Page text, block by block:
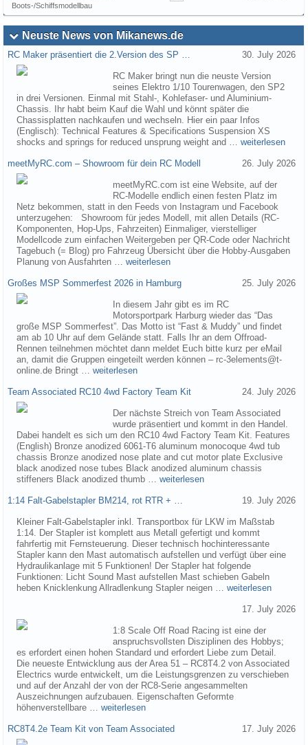
Boots-/Schiffsmodellbau
Neuste News von Mikanews.de
RC Maker präsentiert die 2.Version des SP … 30. July 2026
RC Maker bringt nun die neuste Version
seines Elektro 1/10 Tourenwagen, den SP2
in drei Versionen. Einmal mit Stahl-, Kohlefaser- und Aluminium-
Chassis. Ihr habt beim Kauf die Wahl und könnt später die
Chassisplatten nachkaufen und wechseln. Hier ein paar Infos
(Englisch): Technical Features & Specifications Suspension XS
shocks and springs for reduced unsprung weight and … weiterlesen
meetMyRC.com – Showroom für dein RC Modell 26. July 2026
meetMyRC.com ist eine Website, auf der
RC-Modelle endlich einen festen Platz im
Netz bekommen, statt in den Feeds von Instagram und Facebook
unterzugehen: Showroom für jedes Modell, mit allen Details (RC-
Komponenten, Hop-Ups, Fahrzeiten) Einmaliger, vierstelliger
Modellcode zum einfachen Weitergeben per QR-Code oder Nachricht
Tagebuch (= Blog) pro Fahrzeug Übersicht über die Hobby-Ausgaben
Planung von Ausfahrten … weiterlesen
Großes MSP Sommerfest 2026 in Hamburg 25. July 2026
In diesem Jahr gibt es im RC
Motorsportpark Harburg wieder das “Das
große MSP Sommerfest”. Das Motto ist “Fast & Muddy” und findet
am ab 10 Uhr auf dem Gelände statt. Falls Ihr an dem Offroad-
Rennen teilnehmen möchtet dann meldet Euch bitte kurz per eMail
an, damit die Gruppen eingeteilt werden können – rc-3elements@t-
online.de Bringt … weiterlesen
Team Associated RC10 4wd Factory Team Kit 24. July 2026
Der nächste Streich von Team Associated
wurde präsentiert und kommt in den Handel.
Dabei handelt es sich um den RC10 4wd Factory Team Kit. Features
(English) Bronze anodized 6061-T6 aluminum monocoque 4wd tub
chassis Bronze anodized nose plate and cut motor plate Exclusive
black anodized nose tubes Black anodized aluminum chassis
stiffeners Black anodized thumb … weiterlesen
1:14 Falt-Gabelstapler BM214, rot RTR + … 19. July 2026
Kleiner Falt-Gabelstapler inkl. Transportbox für LKW im Maßstab
1:14. Der Stapler ist komplett aus Metall gefertigt und kommt
fahrfertig mit Fernsteuerung. Dieser technisch hochinteressante
Stapler kann den Mast automatisch aufstellen und verfügt über eine
Hydraulikanlage mit 5 Funktionen! Der Stapler hat folgende
Funktionen: Licht Sound Mast aufstellen Mast schieben Gabeln
heben Knicklenkung Allradlenkung Stapler neigen … weiterlesen
17. July 2026
1:8 Scale Off Road Racing ist eine der
anspruchsvollsten Disziplinen des Hobbys;
es erfordert einen hohen Standard und erfordert Liebe zum Detail.
Die neueste Entwicklung aus der Area 51 – RC8T4.2 von Associated
Electrics wurde entwickelt, um die Leistungsgrenzen zu verschieben
und auf der Anzahl der von der RC8-Serie angesammelten
Auszeichnungen aufzubauen. Eigenschaften Geformte
höhenverstellbare … weiterlesen
RC8T4.2e Team Kit von Team Associated 17. July 2026